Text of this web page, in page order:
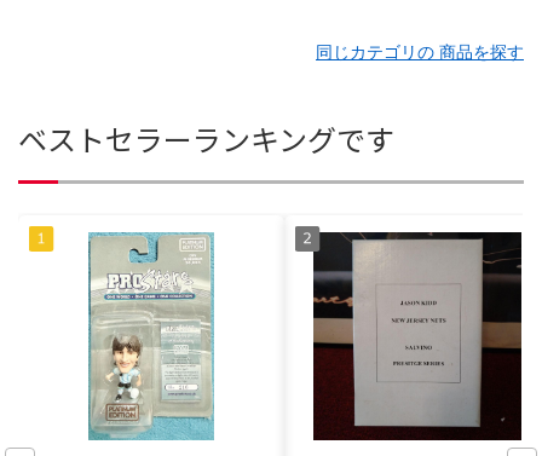
同じカテゴリの 商品を探す
ベストセラーランキングです